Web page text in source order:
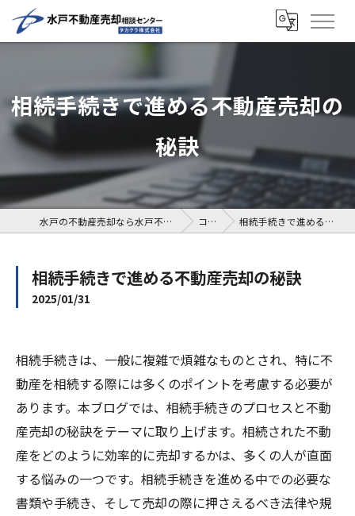
相続手続きで進める不動産売却の
秘訣
水戸の不動産売却なら水戸不動産売却相談センター コラム 相続手続きで進める不動産売却の秘訣
相続手続きで進める不動産売却の秘訣
2025/01/31
相続手続きは、一般に複雑で煩雑なものとされ、特に不
動産を相続する際には多くのポイントを考慮する必要が
あります。本ブログでは、相続手続きのプロセスと不動
産売却の秘訣をテーマに取り上げます。相続された不動
産をどのように効率的に売却するかは、多くの人が直面
する悩みの一つです。相続手続きを進める中での必要な
書類や手続き、そして売却の際に押さえるべき法律や規